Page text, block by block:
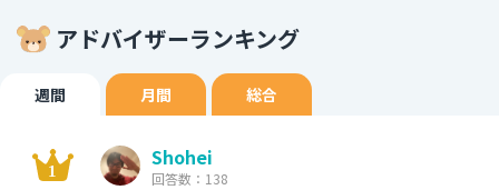
アドバイザーランキング
週間 月間 総合
Shohei
回答数：138